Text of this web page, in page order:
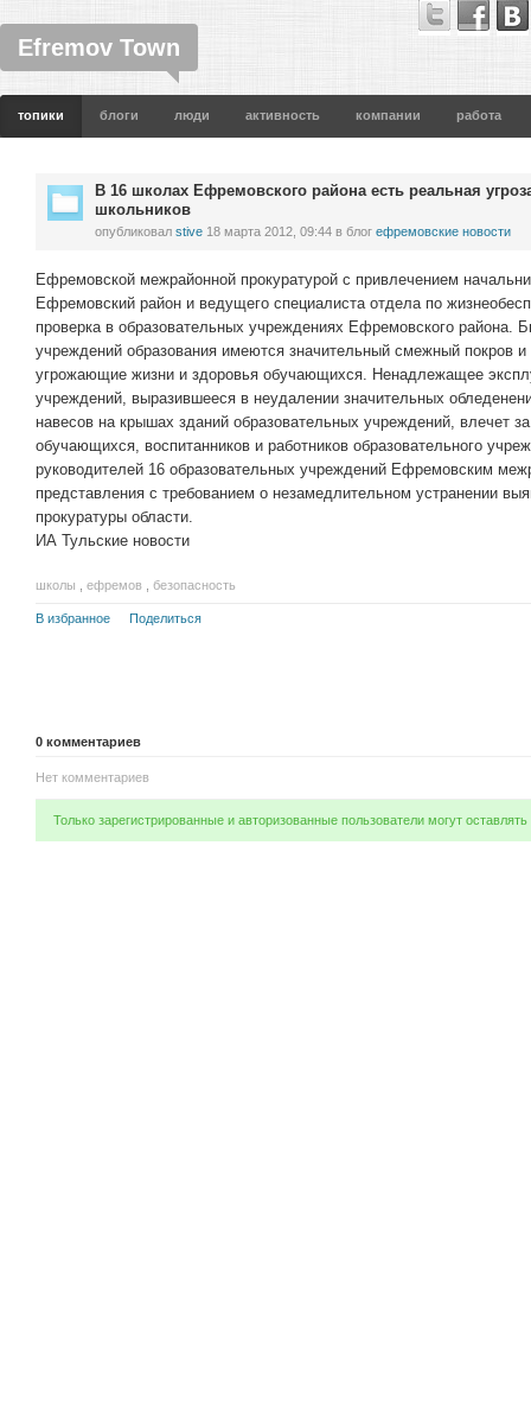
Efremov Town
топики блоги люди активность компании работа
В 16 школах Ефремовского района есть реальная
школьников
опубликовал stive 18 марта 2012, 09:44 в блог ефремовские новости
Ефремовской межрайонной прокуратурой с привлечением
Ефремовский район и ведущего специалиста отдела по
проверка в образовательных учреждениях Ефремовского района.
учреждений образования имеются значительный смежный покров
угрожающие жизни и здоровья обучающихся. Ненадлежащее
учреждений, выразившееся в неудалении значительных
навесов на крышах зданий образовательных учреждений, влечет
обучающихся, воспитанников и работников образовательного
руководителей 16 образовательных учреждений Ефремовским
представления с требованием о незамедлительном устранении
прокуратуры области.
ИА Тульские новости
школы ефремов безопасность
В избранное Поделиться
0 комментариев
Нет комментариев
Только зарегистрированные и авторизованные пользователи могут